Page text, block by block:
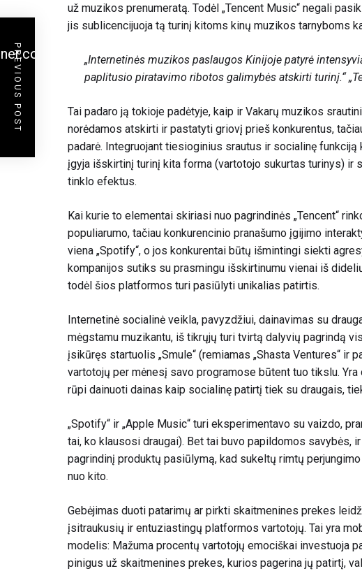
už muzikos prenumeratą. Todėl „Tencent Music“ negali
jis sublicencijuoja tą turinį kitoms kinų muzikos tarnyboms
„Internetinės muzikos paslaugos Kinijoje patyrė
paplitusio piratavimo ribotos galimybės atskirti turinį.“
Tai padaro ją tokioje padėtyje, kaip ir Vakarų muzikos
norėdamos atskirti ir pastatyti griovį prieš konkurentus,
padarė. Integruojant tiesioginius srautus ir socialinę
įgyja išskirtinį turinį kita forma (vartotojo sukurtas turinys)
tinklo efektus.
Kai kurie to elementai skiriasi nuo pagrindinės „Tencent“
populiarumo, tačiau konkurencinio pranašumo įgijimo
viena „Spotify“, o jos konkurentai būtų išmintingi siekti
kompanijos sutiks su prasmingu išskirtinumu vienai iš
todėl šios platformos turi pasiūlyti unikalias patirtis.
Internetinė socialinė veikla, pavyzdžiui, dainavimas su
mėgstamu muzikantu, iš tikrųjų turi tvirtą dalyvių pagrindą
įsikūręs startuolis „Smule“ (remiamas „Shasta Ventures“ ir
vartotojų per mėnesį savo programose būtent tuo tikslu.
rūpi dainuoti dainas kaip socialinę patirtį tiek su draugais,
„Spotify“ ir „Apple Music“ turi eksperimentavo su vaizdo,
tai, ko klausosi draugai). Bet tai buvo papildomos savybės,
pagrindinį produktų pasiūlymą, kad sukeltų rimtų
nuo kito.
Gebėjimas duoti patarimų ar pirkti skaitmenines prekes
įsitraukusių ir entuziastingų platformos vartotojų. Tai yra
modelis: Mažuma procentų vartotojų emociškai investuoja
pinigus už skaitmenines prekes, kurios pagerina jų patirtį,
PREVIOUS POST influencer-